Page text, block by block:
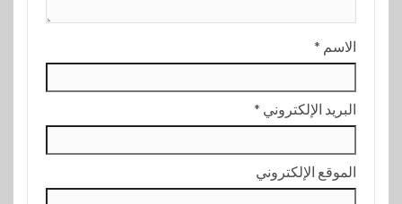
الاسم *
البريد الإلكتروني *
الموقع الإلكتروني